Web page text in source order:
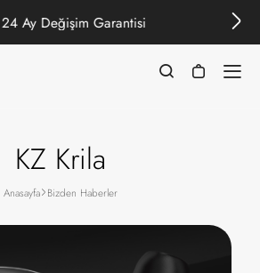
24 Ay Değişim Garantisi
KZ Krila
Anasayfa Bizden Haberler